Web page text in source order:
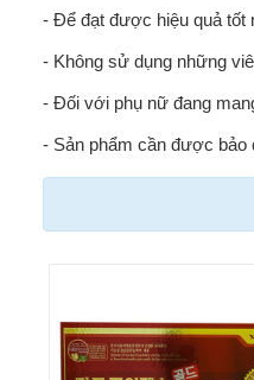
- Để đạt được hiệu quả tốt
- Không sử dụng những
- Đối với phụ nữ đang
- Sản phẩm cần được bảo